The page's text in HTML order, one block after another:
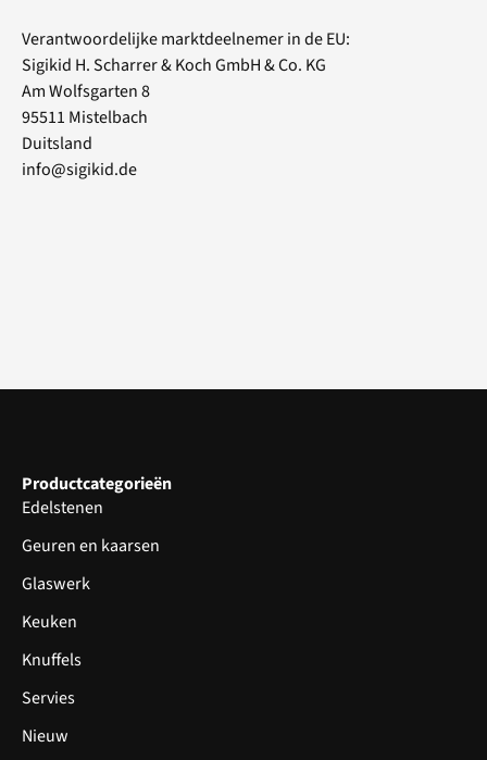
Verantwoordelijke marktdeelnemer in de EU:
Sigikid H. Scharrer & Koch GmbH & Co. KG
Am Wolfsgarten 8
95511 Mistelbach
Duitsland
info@sigikid.de
Productcategorieën
Edelstenen
Geuren en kaarsen
Glaswerk
Keuken
Knuffels
Servies
Nieuw